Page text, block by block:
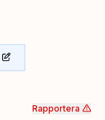
Rapportera